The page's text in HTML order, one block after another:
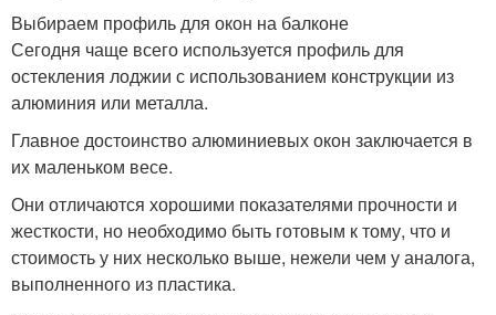
Выбираем профиль для окон на балконе
Сегодня чаще всего используется профиль для
остекления лоджии с использованием конструкции из
алюминия или металла.
Главное достоинство алюминиевых окон заключается в
их маленьком весе.
Они отличаются хорошими показателями прочности и
жесткости, но необходимо быть готовым к тому, что и
стоимость у них несколько выше, нежели чем у аналога,
выполненного из пластика.